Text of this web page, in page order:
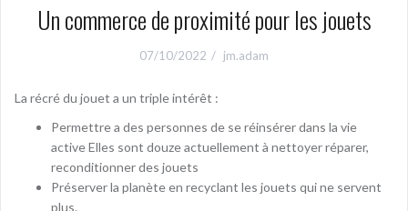
Un commerce de proximité pour les jouets
07/10/2022 jm.adam
La récré du jouet a un triple intérêt :
Permettre a des personnes de se réinsérer dans la vie
active Elles sont douze actuellement à nettoyer réparer,
reconditionner des jouets
Préserver la planète en recyclant les jouets qui ne servent
plus.